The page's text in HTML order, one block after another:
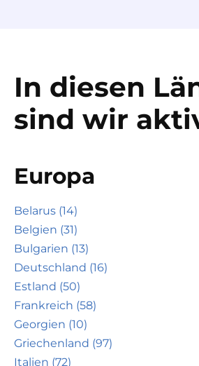
In diesen
sind wir
Europa
Belarus (14)
Belgien (31)
Bulgarien (13)
Deutschland (16)
Estland (50)
Frankreich (58)
Georgien (10)
Griechenland (97)
Italien (72)